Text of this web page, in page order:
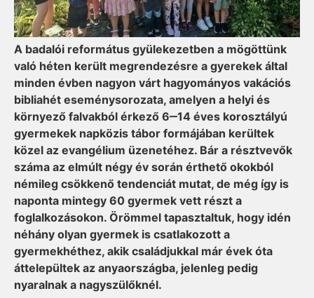
A badalói református gyülekezetben a mögöttünk
való héten került megrendezésre a gyerekek által
minden évben nagyon várt hagyományos vakációs
bibliahét eseménysorozata, amelyen a helyi és
környező falvakból érkező 6‒14 éves korosztályú
gyermekek napközis tábor formájában kerültek
közel az evangélium üzenetéhez. Bár a résztvevők
száma az elmúlt négy év során érthető okokból
némileg csökkenő tendenciát mutat, de még így is
naponta mintegy 60 gyermek vett részt a
foglalkozásokon. Örömmel tapasztaltuk, hogy idén
néhány olyan gyermek is csatlakozott a
gyermekhéthez, akik családjukkal már évek óta
áttelepültek az anyaországba, jelenleg pedig
nyaralnak a nagyszülőknél.